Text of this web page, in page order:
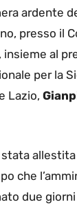
ardente
presso il
insieme al
per la
Lazio,
che
due